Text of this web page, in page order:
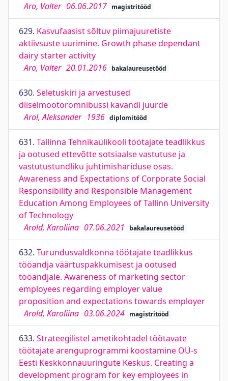
Aro, Valter 06.06.2017 magistritööd
629. Kasvufaasist sõltuv piimajuuretiste
aktiivsuste uurimine. Growth phase dependant
dairy starter activity
Aro, Valter 20.01.2016 bakalaureusetööd
630. Seletuskiri ja arvestused
diiselmootoromnibussi kavandi juurde
Arol, Aleksander 1936 diplomitööd
631. Tallinna Tehnikaülikooli töötajate teadlikkus
ja ootused ettevõtte sotsiaalse vastutuse ja
vastutustundliku juhtimishariduse osas.
Awareness and Expectations of Corporate Social
Responsibility and Responsible Management
Education Among Employees of Tallinn University
of Technology
Arold, Karoliina 07.06.2021 bakalaureusetööd
632. Turundusvaldkonna töötajate teadlikkus
tööandja väärtuspakkumisest ja ootused
tööandjale. Awareness of marketing sector
employees regarding employer value
proposition and expectations towards employer
Arold, Karoliina 03.06.2024 magistritööd
633. Strateegilistel ametikohtadel töötavate
töötajate arenguprogrammi koostamine OÜ-s
Eesti Keskkonnauuringute Keskus. Creating a
development program for key employees in